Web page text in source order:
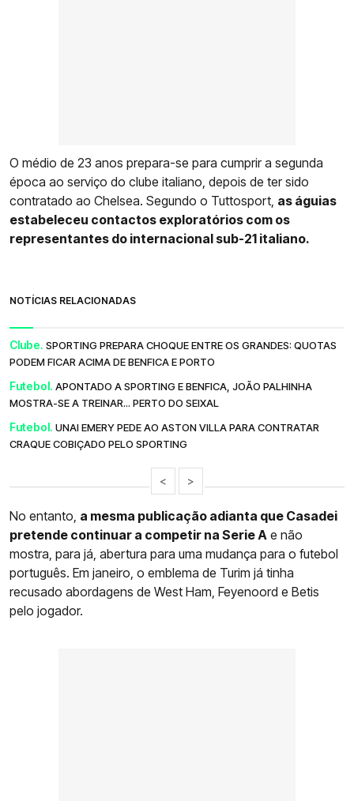
O médio de 23 anos prepara-se para cumprir a segunda
época ao serviço do clube italiano, depois de ter sido
contratado ao Chelsea. Segundo o Tuttosport, as águias
estabeleceu contactos exploratórios com os
representantes do internacional sub-21 italiano.
NOTÍCIAS RELACIONADAS
Clube. SPORTING PREPARA CHOQUE ENTRE OS GRANDES: QUOTAS
PODEM FICAR ACIMA DE BENFICA E PORTO
Futebol. APONTADO A SPORTING E BENFICA, JOÃO PALHINHA
MOSTRA-SE A TREINAR... PERTO DO SEIXAL
Futebol. UNAI EMERY PEDE AO ASTON VILLA PARA CONTRATAR
CRAQUE COBIÇADO PELO SPORTING
< >
No entanto, a mesma publicação adianta que Casadei
pretende continuar a competir na Serie A e não
mostra, para já, abertura para uma mudança para o futebol
português. Em janeiro, o emblema de Turim já tinha
recusado abordagens de West Ham, Feyenoord e Betis
pelo jogador.